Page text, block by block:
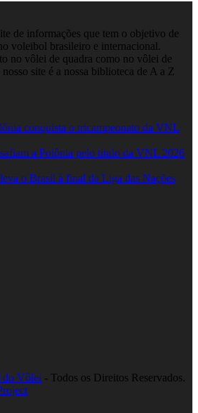
de informações que tem o objetivo de
voleibol brasileiro e internacional.
no vôlei de quadra como no vôlei de
site é a nossa biblioteca de A a Z
conquista o tricampeonato da VNL
a Polônia pelo título da VNL 2026
o Brasil à final da Liga das Nações
do Vôlei - Todos os Direitos Reservados.